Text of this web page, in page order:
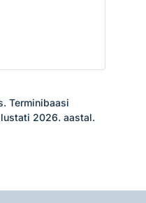
Terminibaasi
2026. aastal.